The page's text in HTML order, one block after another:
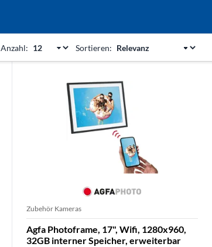
Anzahl: Sortieren:
Zubehör Kameras
Agfa Photoframe, 17", Wifi, 1280x960,
32GB interner Speicher, erweiterbar